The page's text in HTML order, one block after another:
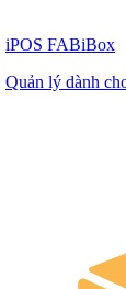
iPOS FABiBox
Quản lý dành